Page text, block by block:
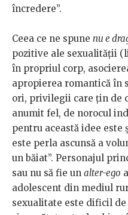
încredere”.
Ceea ce ne spune nu e
pozitive ale sexualității
în propriul corp,
apropierea romantică în
ori, privilegii care țin de
anumit fel, de norocul
pentru această idee este
este perla ascunsă a
un băiat”. Personajul
sau nu să fie un alter-ego
adolescent din mediul
sexualitate este dificil de